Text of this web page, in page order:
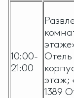
10:00-
21:00
этаж;
1389